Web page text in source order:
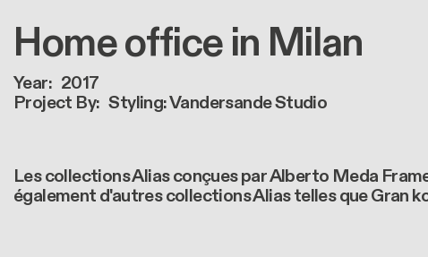
Home office in Milan
Year
2017
Project By Styling: Vandersande Studio
Les collections Alias conçues par Alberto Meda
également d'autres collections Alias telles que Gran